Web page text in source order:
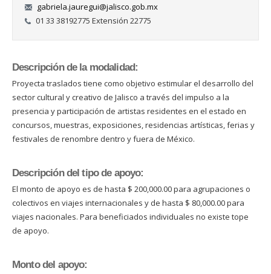
gabriela.jauregui@jalisco.gob.mx
01 33 38192775 Extensión 22775
Descripción de la modalidad:
Proyecta traslados tiene como objetivo estimular el desarrollo del
sector cultural y creativo de Jalisco a través del impulso a la
presencia y participación de artistas residentes en el estado en
concursos, muestras, exposiciones, residencias artísticas, ferias y
festivales de renombre dentro y fuera de México.
Descripción del tipo de apoyo:
El monto de apoyo es de hasta $ 200,000.00 para agrupaciones o
colectivos en viajes internacionales y de hasta $ 80,000.00 para
viajes nacionales. Para beneficiados individuales no existe tope
de apoyo.
Monto del apoyo: